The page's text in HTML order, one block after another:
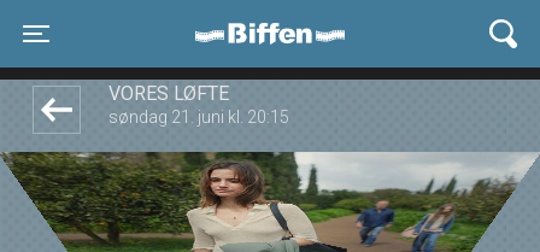
Biffen Odder
VORES LØFTE
søndag 21. juni kl. 20:15
1step-front02 124414